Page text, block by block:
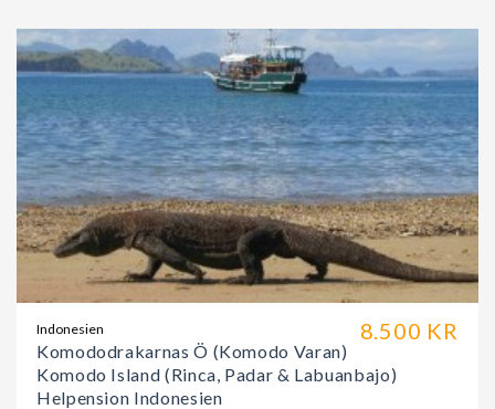
8.500 KR
Indonesien
Komododrakarnas Ö (Komodo Varan)
Komodo Island (Rinca, Padar & Labuanbajo)
Helpension Indonesien